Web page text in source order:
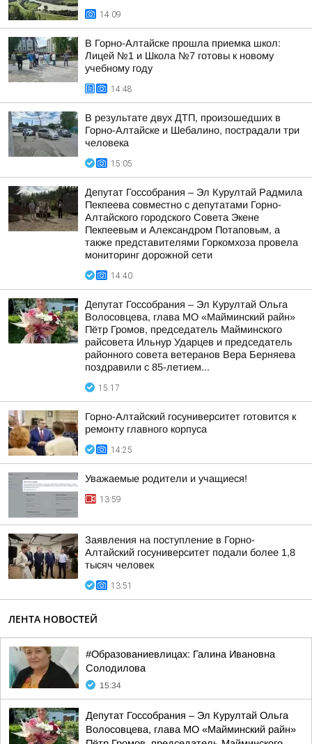
14:09
В Горно-Алтайске прошла приемка школ:
Лицей №1 и Школа №7 готовы к новому
учебному году
14:48
В результате двух ДТП, произошедших в
Горно-Алтайске и Шебалино, пострадали три
человека
15:05
Депутат Госсобрания – Эл Курултай Радмила
Пекпеева совместно с депутатами Горно-
Алтайского городского Совета Экене
Пекпеевым и Александром Потаповым, а
также представителями Горкомхоза провела
мониторинг дорожной сети
14:40
Депутат Госсобрания – Эл Курултай Ольга
Волосовцева, глава МО «Майминский райн»
Пётр Громов, председатель Майминского
райсовета Ильнур Ударцев и председатель
районного совета ветеранов Вера Берняева
поздравили с 85-летием...
15:17
Горно-Алтайский госуниверситет готовится к
ремонту главного корпуса
14:25
Уважаемые родители и учащиеся!
13:59
Заявления на поступление в Горно-
Алтайский госуниверситет подали более 1,8
тысяч человек
13:51
ЛЕНТА НОВОСТЕЙ
#Образованиевлицах: Галина Ивановна
Солодилова
15:34
Депутат Госсобрания – Эл Курултай Ольга
Волосовцева, глава МО «Майминский райн»